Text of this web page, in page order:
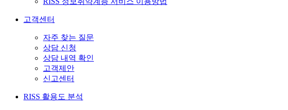
고객센터
자주 찾는 질문
상담 신청
상담 내역 확인
고객제안
신고센터
RISS 활용도 분석